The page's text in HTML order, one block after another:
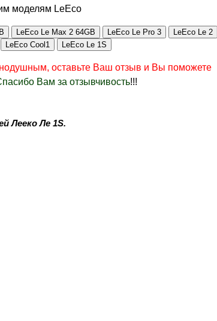
моделям LeEco
LeEco Le Max 2 64GB LeEco Le Pro 3
LeEco Le 2
LeEco Cool1 LeEco Le 1S
оставьте Ваш отзыв и Вы поможете
Вам за отзывчивость!!!
Лееко Ле 1S.